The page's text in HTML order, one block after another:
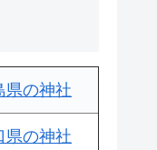
県の神社
県の神社